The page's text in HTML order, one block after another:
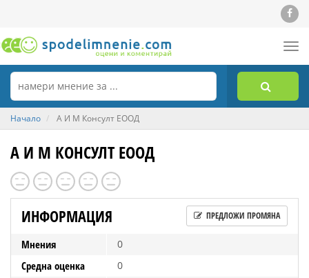
Начало А И М Консулт ЕООД
А И М КОНСУЛТ ЕООД
ИНФОРМАЦИЯ ПРЕДЛОЖИ ПРОМЯНА
Мнения 0
Средна оценка 0